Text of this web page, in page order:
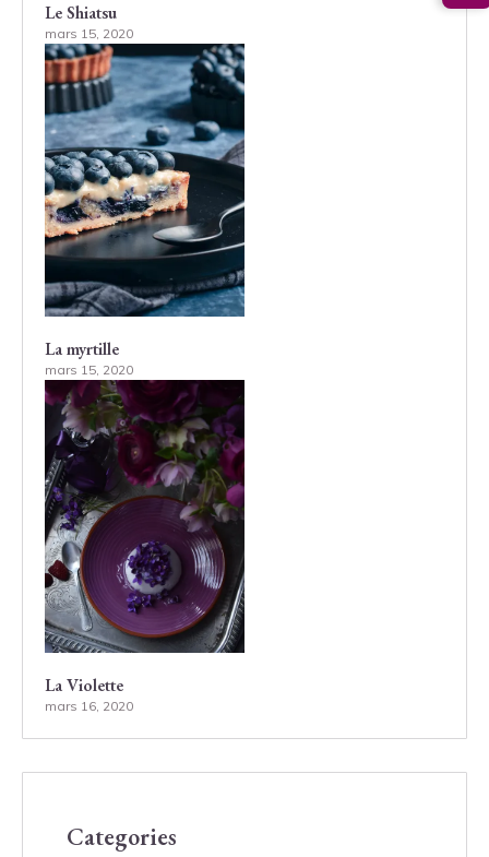
Le Shiatsu
mars 15, 2020
La myrtille
mars 15, 2020
La Violette
mars 16, 2020
Categories